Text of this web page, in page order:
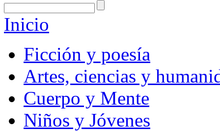
Inicio
Ficción y poesía
Artes, ciencias y
Cuerpo y Mente
Niños y Jóvenes